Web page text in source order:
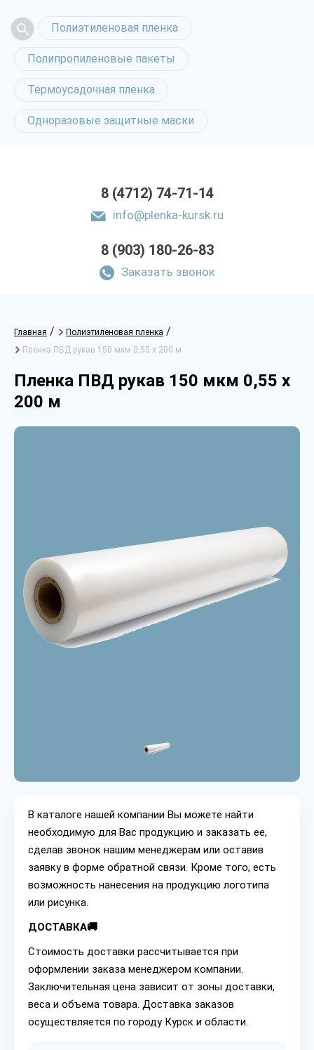
Полиэтиленовая пленка
Полипропиленовые пакеты
Термоусадочная пленка
Одноразовые защитные маски
8 (4712) 74-71-14
info@plenka-kursk.ru
8 (903) 180-26-83
Заказать звонок
Главная / Полиэтиленовая пленка /
Пленка ПВД рукав 150 мкм 0,55 х 200 м
Пленка ПВД рукав 150 мкм 0,55 х
200 м
В каталоге нашей компании Вы можете найти
необходимую для Вас продукцию и заказать ее,
сделав звонок нашим менеджерам или оставив
заявку в форме обратной связи. Кроме того, есть
возможность нанесения на продукцию логотипа
или рисунка.
ДОСТАВКА🚚
Стоимость доставки рассчитывается при
оформлении заказа менеджером компании.
Заключительная цена зависит от зоны доставки,
веса и объема товара. Доставка заказов
осуществляется по городу Курск и области.